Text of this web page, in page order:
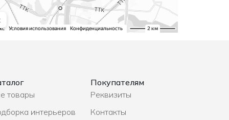
товары
интерьеров
Покупателям
Реквизиты
Контакты